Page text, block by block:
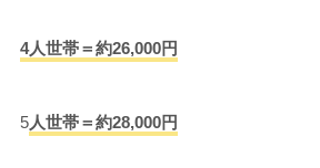
4人世帯＝約26,000円
5人世帯＝約28,000円